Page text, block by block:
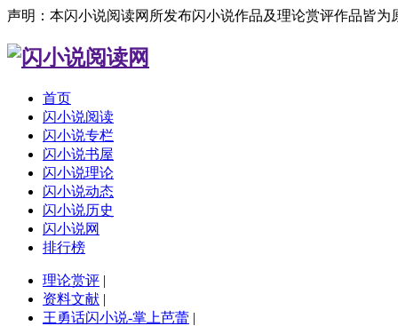
声明：本闪小说阅读网所发布闪小说作品及理论赏评作品皆
首页
闪小说阅读
闪小说专栏
闪小说书屋
闪小说理论
闪小说动态
闪小说历史
闪小说网
排行榜
理论赏评 |
资料文献 |
王勇话闪小说-掌上芭蕾 |